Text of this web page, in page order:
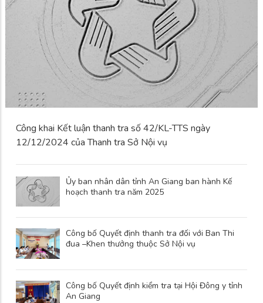
Công khai Kết luận thanh tra số 42/KL-TTS ngày
12/12/2024 của Thanh tra Sở Nội vụ
Ủy ban nhân dân tỉnh An Giang ban hành Kế
hoạch thanh tra năm 2025
Công bố Quyết định thanh tra đối với Ban Thi
đua –Khen thưởng thuộc Sở Nội vụ
Công bố Quyết định kiểm tra tại Hội Đông y tỉnh
An Giang